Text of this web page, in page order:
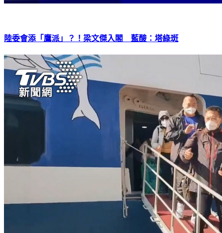
陸委會添「鷹派」？！梁文傑入閣 藍酸：塔綠斑